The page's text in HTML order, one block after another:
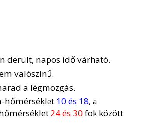
derült, napos idő várható.
valószínű.
a légmozgás.
hőmérséklet 10 és 18, a
24 és 30fok között